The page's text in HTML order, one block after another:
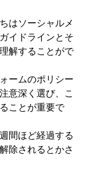
はソーシャルメ
イドラインとそ
解することがで
ームのポリシー
意深く選び、こ
ことが重要で
間ほど経過する
除されるとかさ